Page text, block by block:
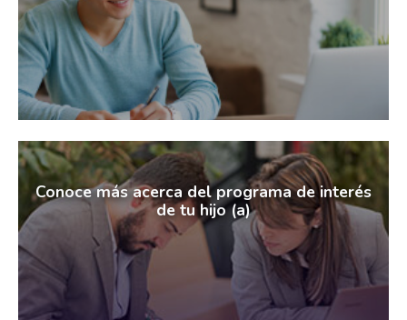
Conoce más acerca del programa de interés
de tu hijo (a)